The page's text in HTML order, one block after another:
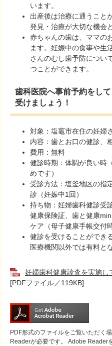
います。
出産後は治療に通うこと
発見・治療が大切な機会
赤ちゃんの歯は、ママの
ます。妊娠中の食事や生
さんのむし歯予防につい
つことができます。
歯科医院へ事前予約をし
受けましょう！
対象：塩竈市在住の妊婦
内容：歯とお口の健診、
費用：無料
健診時期：体調が良い時
めです）
受診方法：塩釜地区の指
診（妊娠中1回）
持ち物：妊婦歯科健診受
健康保険証、歯と健康
ケア（母子健康手帳交付
健診を受けることがで
医療機関以外では有料と
妊婦歯科健康診査を実施し
[PDFファイル／119KB]
PDF形式のファイルをご覧いただく
Readerが必要です。
Adobe Reader